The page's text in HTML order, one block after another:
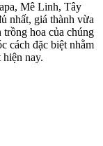
Mê Linh, Tây
nhất, giá thành vừa
hoa của chúng
cách đặc biệt nhằm
nay.